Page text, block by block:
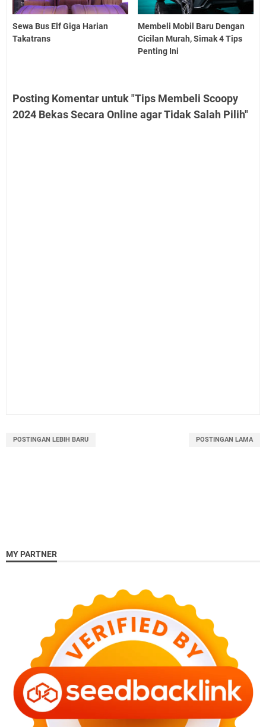
Sewa Bus Elf Giga Harian
Takatrans
Membeli Mobil Baru Dengan
Cicilan Murah, Simak 4 Tips
Penting Ini
Posting Komentar untuk "Tips Membeli Scoopy
2024 Bekas Secara Online agar Tidak Salah Pilih"
POSTINGAN LEBIH BARU POSTINGAN LAMA
MY PARTNER